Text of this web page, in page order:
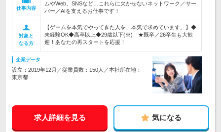
仕事内容
ムやWeb、SNSなど…これらに欠かせないネットワーク／サー
バー／AIを支えるお仕事です！
対象と
なる方
【ゲームを本気でやってきた人を、本気で求めています。】◆
未経験OK◆高卒以上◆29歳以下(※) ★既卒／26卒生も大歓
迎！あなたの再スタートを応援！
企業データ
設立：2019年12月／従業員数：150人／本社所在地：
東京都
求人詳細を見る 気になる